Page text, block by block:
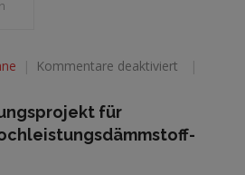
Kommentare deaktiviert
für
für